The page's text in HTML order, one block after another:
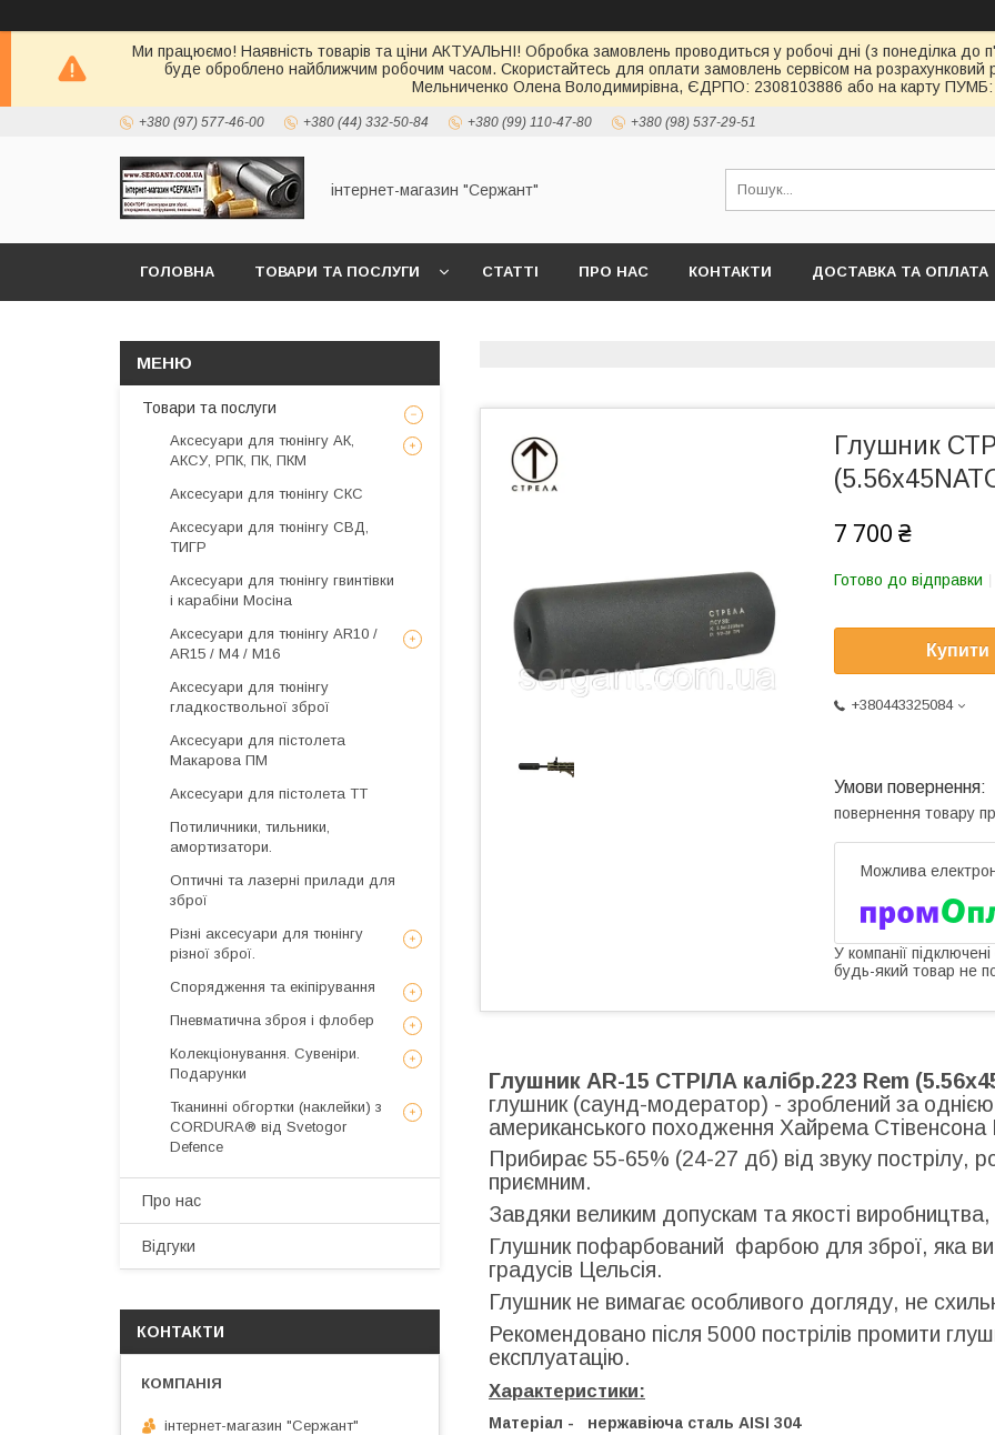
Ми працюємо! Наявність товарів та ціни АКТУАЛЬНІ! Обробка замовлень проводиться у робочі дні (з понеділка
буде оброблено найближчим робочим часом. Скористайтесь для оплати замовлень сервісом на
Мельниченко Олена Володимирівна, ЄДРПО: 2308103886 або на карту ПУМБ:
+380 (97) 577-46-00 +380 (44) 332-50-84 +380 (99) 110-47-80 +380 (98) 537-29-51
інтернет-магазин "Сержант"
ГОЛОВНА ТОВАРИ ТА ПОСЛУГИ СТАТТІ ПРО НАС КОНТАКТИ ДОСТАВКА ТА ОПЛАТА
Глушник
7 700 ₴
Готово до відправки
Купити
+380443325084
повернення товару
У компанії
будь-який товар не
Глушник AR-15 СТРІЛА калібр.223 Rem
глушник (саунд-модератор) - зроблений за
американського походження Хайрема
Прибирає 55-65% (24-27 дб) від звуку пострілу,
приємним.
Завдяки великим допускам та якості
Глушник пофарбований фарбою для зброї, яка
градусів Цельсія.
Глушник не вимагає особливого догляду, не
Рекомендовано після 5000 пострілів промити
експлуатацію.
Характеристики:
Матеріал - нержавіюча сталь AISI 304
Товари та послуги
Аксесуари для тюнінгу АК,
АКСУ, РПК, ПК, ПКМ
Аксесуари для тюнінгу СКС
Аксесуари для тюнінгу СВД,
ТИГР
Аксесуари для тюнінгу гвинтівки
і карабіни Мосіна
Аксесуари для тюнінгу AR10 /
AR15 / М4 / М16
Аксесуари для тюнінгу
гладкоствольної зброї
Аксесуари для пістолета
Макарова ПМ
Аксесуари для пістолета ТТ
Потиличники, тильники,
амортизатори.
Оптичні та лазерні прилади для
зброї
Різні аксесуари для тюнінгу
різної зброї.
Спорядження та екіпірування
Пневматична зброя і флобер
Колекціонування. Сувеніри.
Подарунки
Тканинні обгортки (наклейки) з
CORDURA® від Svetogor
Defence
Про нас
Відгуки
КОНТАКТИ
інтернет-магазин "Сержант"